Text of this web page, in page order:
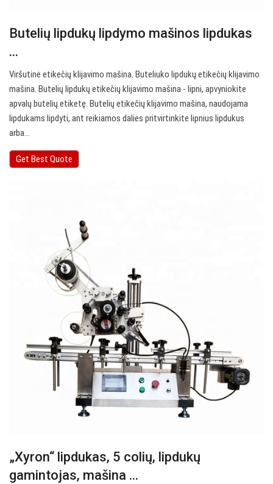
Butelių lipdukų lipdymo mašinos lipdukas
...
Viršutinė etikečių klijavimo mašina. Buteliuko lipdukų etikečių klijavimo
mašina. Butelių lipdukų etikečių klijavimo mašina - lipni, apvyniokite
apvalų butelių etiketę. Butelių etikečių klijavimo mašina, naudojama
lipdukams lipdyti, ant reikiamos dalies pritvirtinkite lipnius lipdukus
arba…
Get Best Quote
„Xyron“ lipdukas, 5 colių, lipdukų
gamintojas, mašina ...